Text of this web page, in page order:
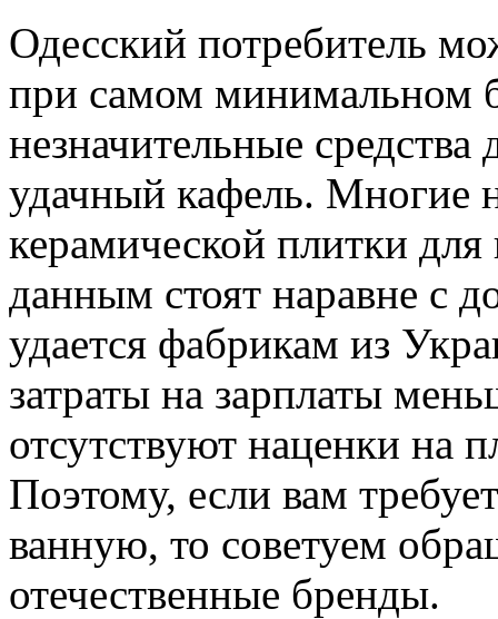
Одесский потребитель
при самом минимальном
незначительные
удачный кафель. Многие
керамической плитки
данным стоят наравне с
удается фабрикам из
затраты на зарплаты
отсутствуют наценки на
Поэтому, если вам
ванную, то советуем
отечественные бренды.